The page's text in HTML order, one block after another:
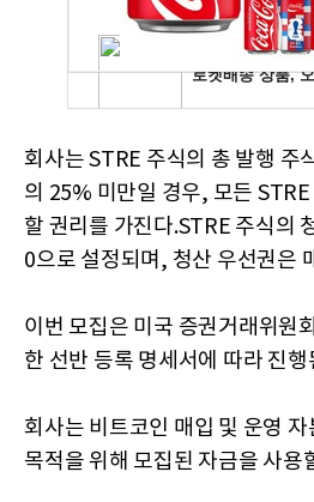
회사는 STRE 주식의 총 발행 주
의 25% 미만일 경우, 모든
할 권리를 가진다.STRE 주식의
0으로 설정되며, 청산 우선권은
이번 모집은 미국 증권거래위원
한 선반 등록 명세서에 따라 진행
회사는 비트코인 매입 및 운영
목적을 위해 모집된 자금을 사용